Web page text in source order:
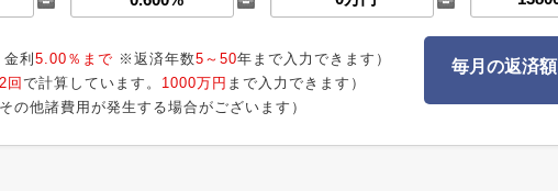
利 5.00％まで ※返済年数5～50年まで入力できます）
回 で計算しています。 1000万円 まで入力できます）
の他諸費用が発生する場合がございます）
毎月の返済額